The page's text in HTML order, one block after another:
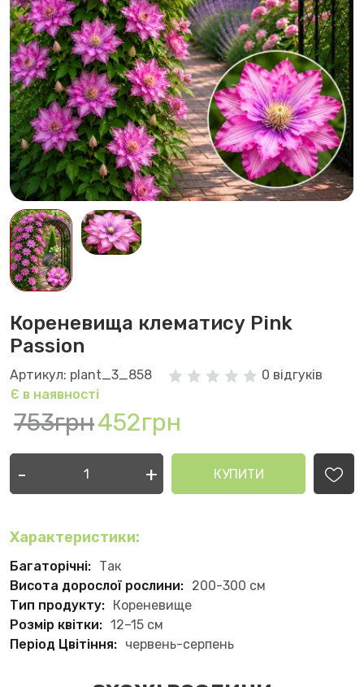
Кореневища клематису Pink
Passion
Артикул: plant_3_858
0 відгуків
Є в наявності
753грн452грн
- + КУПИТИ
Характеристики:
Багаторічні: Так
Висота дорослої рослини: 200-300 см
Тип продукту:
Кореневище
Розмір квітки: 12–15 см
Період Цвітіння: червень-серпень